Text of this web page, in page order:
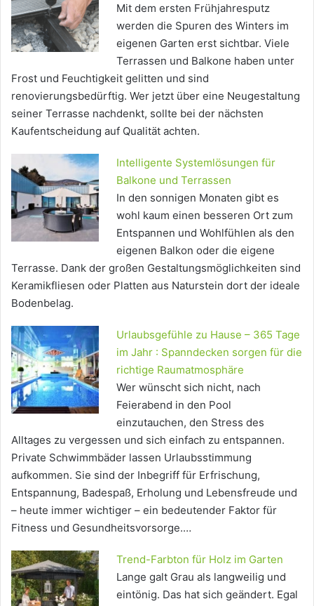
Mit dem ersten Frühjahresputz
werden die Spuren des Winters im
eigenen Garten erst sichtbar. Viele
Terrassen und Balkone haben unter
Frost und Feuchtigkeit gelitten und sind
renovierungsbedürftig. Wer jetzt über eine Neugestaltung
seiner Terrasse nachdenkt, sollte bei der nächsten
Kaufentscheidung auf Qualität achten.
Intelligente Systemlösungen für
Balkone und Terrassen
In den sonnigen Monaten gibt es
wohl kaum einen besseren Ort zum
Entspannen und Wohlfühlen als den
eigenen Balkon oder die eigene
Terrasse. Dank der großen Gestaltungsmöglichkeiten sind
Keramikfliesen oder Platten aus Naturstein dort der ideale
Bodenbelag.
Urlaubsgefühle zu Hause – 365 Tage
im Jahr : Spanndecken sorgen für die
richtige Raumatmosphäre
Wer wünscht sich nicht, nach
Feierabend in den Pool
einzutauchen, den Stress des
Alltages zu vergessen und sich einfach zu entspannen.
Private Schwimmbäder lassen Urlaubsstimmung
aufkommen. Sie sind der Inbegriff für Erfrischung,
Entspannung, Badespaß, Erholung und Lebensfreude und
– heute immer wichtiger – ein bedeutender Faktor für
Fitness und Gesundheitsvorsorge.…
Trend-Farbton für Holz im Garten
Lange galt Grau als langweilig und
eintönig. Das hat sich geändert. Egal